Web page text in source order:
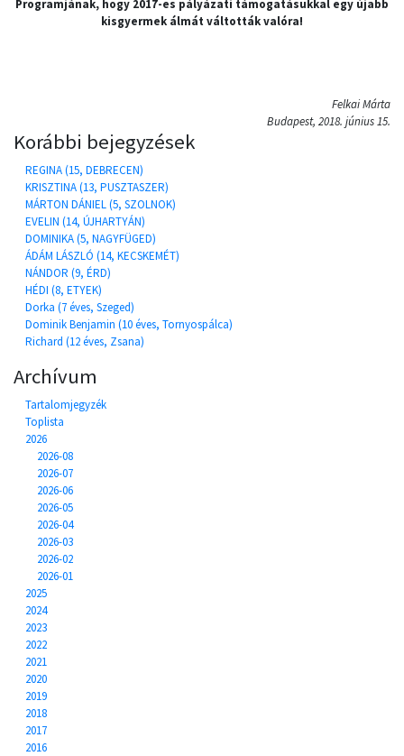
Programjának, hogy 2017-es pályázati támogatásukkal egy újabb
kisgyermek álmát váltották valóra!
Felkai Márta
Budapest, 2018. június 15.
Korábbi bejegyzések
REGINA (15, DEBRECEN)
KRISZTINA (13, PUSZTASZER)
MÁRTON DÁNIEL (5, SZOLNOK)
EVELIN (14, ÚJHARTYÁN)
DOMINIKA (5, NAGYFÜGED)
ÁDÁM LÁSZLÓ (14, KECSKEMÉT)
NÁNDOR (9, ÉRD)
HÉDI (8, ETYEK)
Dorka (7 éves, Szeged)
Dominik Benjamin (10 éves, Tornyospálca)
Richard (12 éves, Zsana)
Archívum
Tartalomjegyzék
Toplista
2026
2026-08
2026-07
2026-06
2026-05
2026-04
2026-03
2026-02
2026-01
2025
2024
2023
2022
2021
2020
2019
2018
2017
2016